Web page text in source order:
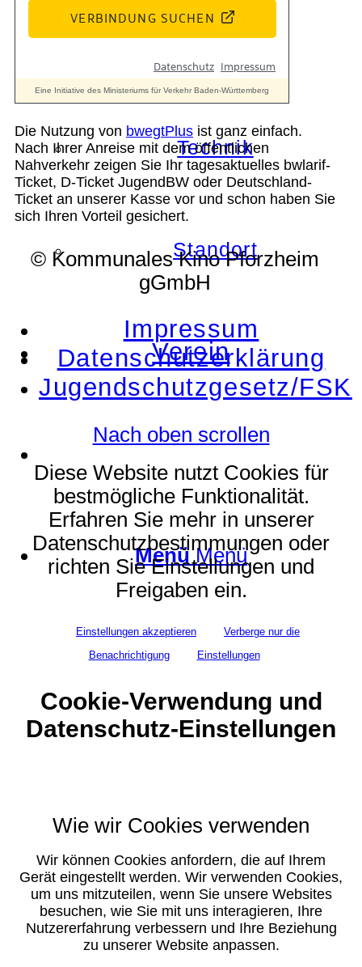
Geschichte
Technik
Standort
Verein
Menü Menü
Die Nutzung von bwegtPlus ist ganz einfach.
Nach Ihrer Anreise mit dem öffentlichen
Nahverkehr zeigen Sie Ihr tagesaktuelles bwlarif-
Ticket, D-Ticket JugendBW oder Deutschland-
Ticket an unserer Kasse vor und schon haben Sie
sich Ihren Vorteil gesichert.
© Kommunales Kino Pforzheim
gGmbH
Impressum
Datenschutzerklärung
Jugendschutzgesetz/FSK
Nach oben scrollen
Diese Website nutzt Cookies für
bestmögliche Funktionalität.
Erfahren Sie mehr in unserer
Datenschutzbestimmungen oder
richten Sie Einstellungen und
Freigaben ein.
Einstellungen akzeptieren
Verberge nur die
Benachrichtigung
Einstellungen
Cookie-Verwendung und
Datenschutz-Einstellungen
Wie wir Cookies verwenden
Wir können Cookies anfordern, die auf Ihrem
Gerät eingestellt werden. Wir verwenden Cookies,
um uns mitzuteilen, wenn Sie unsere Websites
besuchen, wie Sie mit uns interagieren, Ihre
Nutzererfahrung verbessern und Ihre Beziehung
zu unserer Website anpassen.